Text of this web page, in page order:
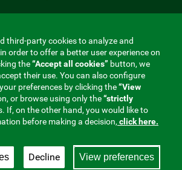
|Cookies |Legal notice| Privacy
Fraternidad-Muprespa 2026
third-party cookies to analyze and
order to offer a better user experience on
the“Accept all cookies” button, we
their use. You can also configure
preferences by clicking the“View
or browse using only the“strictly
If, on the other hand, you would like to
before making a decision, click here.
View preferences
Decline